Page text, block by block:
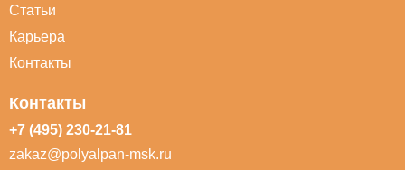
Статьи
Карьера
Контакты
Контакты
+7 (495) 230-21-81
zakaz@polyalpan-msk.ru